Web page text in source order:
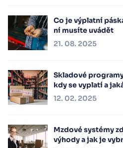
Co je výplatní
ní musíte uvádět
21. 08. 2025
Skladové
kdy se vyplatí a
12. 02. 2025
Mzdové systémy
výhody a jak je